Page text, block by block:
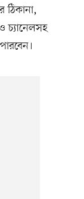
ঠিকানা,
চ্যানেলসহ